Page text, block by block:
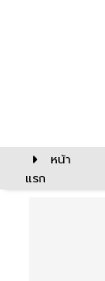
หน้า
แรก